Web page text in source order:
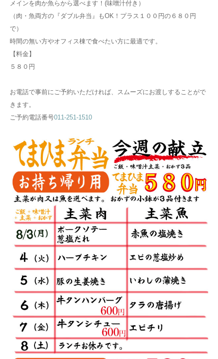
メインを肉か魚らから選べます！(味噌汁付き）
（肉・魚両方の『ダブル弁当』もOK！プラス１００円の６８０円
で）
時間の無い方やオフィス棟で食べたい方に最適です。
【料金】
５８０円
お電話で事前にご予約いただければ、スムーズにお渡しすることがで
きます。
ご予約電話番号011-251-1510